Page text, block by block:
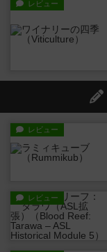
レビュー
レビュー
レビュー